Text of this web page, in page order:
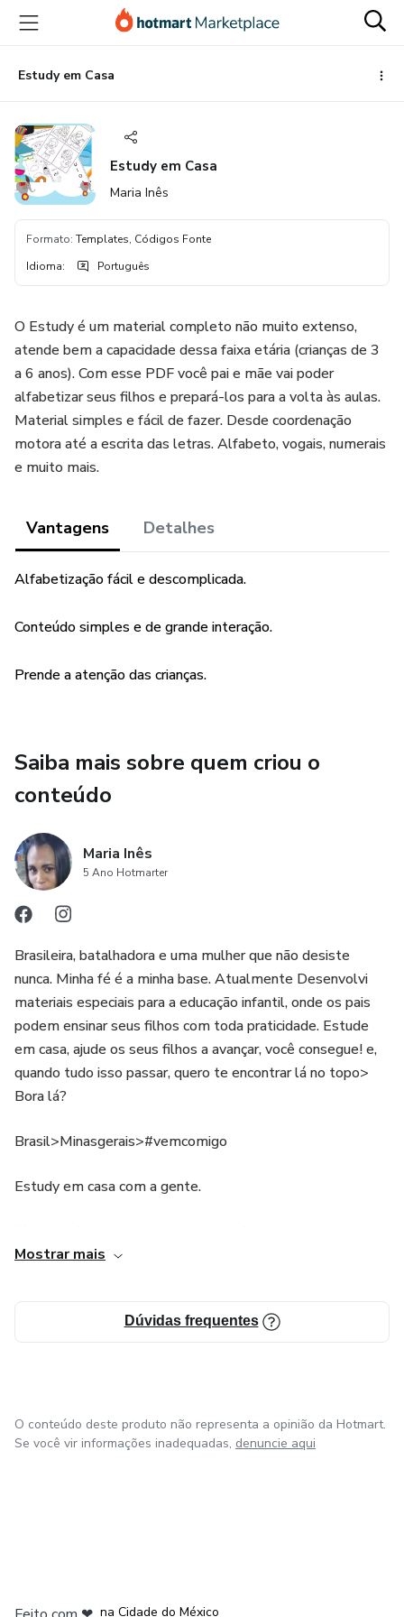
para
conteúdo
principal
para
pagamento
para
rodapé
Estudy em Casa
Estudy em Casa
Maria Inês
Formato: Templates, Códigos Fonte
Idioma: Português
O Estudy é um material completo não muito extenso,
atende bem a capacidade dessa faixa etária (crianças de 3
a 6 anos). Com esse PDF você pai e mãe vai poder
alfabetizar seus filhos e prepará-los para a volta às aulas.
Material simples e fácil de fazer. Desde coordenação
motora até a escrita das letras. Alfabeto, vogais, numerais
e muito mais.
Vantagens Detalhes
Alfabetização fácil e descomplicada.
Conteúdo simples e de grande interação.
Prende a atenção das crianças.
Saiba mais sobre quem criou o
conteúdo
Maria Inês
5 Ano Hotmarter
Brasileira, batalhadora e uma mulher que não desiste
nunca. Minha fé é a minha base. Atualmente Desenvolvi
materiais especiais para a educação infantil, onde os pais
podem ensinar seus filhos com toda praticidade. Estude
em casa, ajude os seus filhos a avançar, você consegue! e,
quando tudo isso passar, quero te encontrar lá no topo>
Bora lá?
Brasil>Minasgerais>#vemcomigo
Estudy em casa com a gente.
Conto com você. Juntos somos mais fortes.
Mostrar mais
Dúvidas frequentes
O conteúdo deste produto não representa a opinião da Hotmart.
Se você vir informações inadequadas, denuncie aqui
na Cidade do México